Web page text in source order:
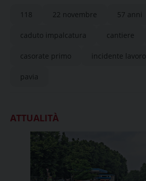
118 22 novembre 57 anni
caduto impalcatura cantiere
casorate primo incidente lavoro
pavia
ATTUALITÀ